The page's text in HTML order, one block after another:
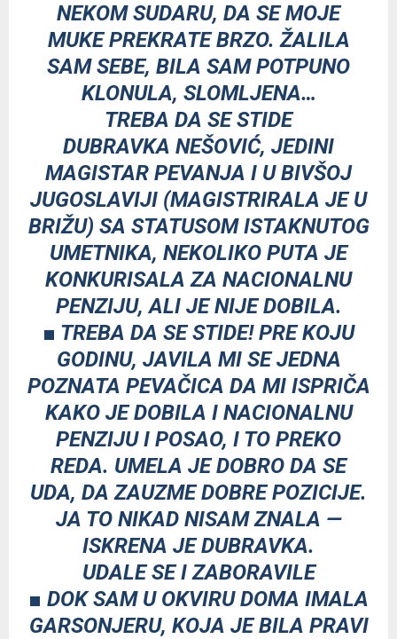
NEKOM SUDARU, DA SE MOJE
MUKE PREKRATE BRZO. ŽALILA
SAM SEBE, BILA SAM POTPUNO
KLONULA, SLOMLJENA…
TREBA DA SE STIDE
DUBRAVKA NEŠOVIĆ, JEDINI
MAGISTAR PEVANJA I U BIVŠOJ
JUGOSLAVIJI (MAGISTRIRALA JE U
BRIŽU) SA STATUSOM ISTAKNUTOG
UMETNIKA, NEKOLIKO PUTA JE
KONKURISALA ZA NACIONALNU
PENZIJU, ALI JE NIJE DOBILA.
■ TREBA DA SE STIDE! PRE KOJU
GODINU, JAVILA MI SE JEDNA
POZNATA PEVAČICA DA MI ISPRIČA
KAKO JE DOBILA I NACIONALNU
PENZIJU I POSAO, I TO PREKO
REDA. UMELA JE DOBRO DA SE
UDA, DA ZAUZME DOBRE POZICIJE.
JA TO NIKAD NISAM ZNALA —
ISKRENA JE DUBRAVKA.
UDALE SE I ZABORAVILE
■ DOK SAM U OKVIRU DOMA IMALA
GARSONJERU, KOJA JE BILA PRAVI